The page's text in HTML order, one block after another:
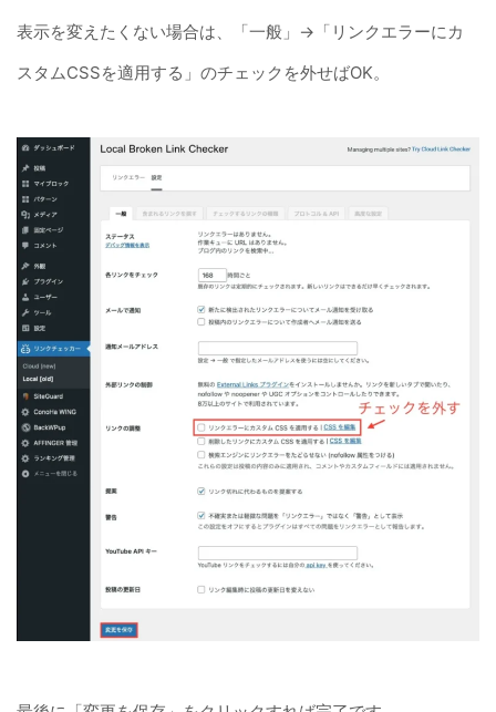
表示を変えたくない場合は、「一般」→「リンクエラーにカ
スタムCSSを適用する」のチェックを外せばOK。